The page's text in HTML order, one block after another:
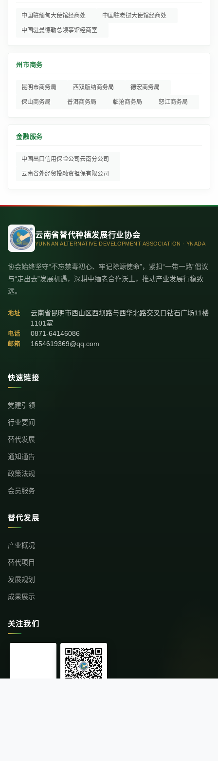
中国驻缅甸大使馆经商处 中国驻老挝大使馆经商处
中国驻曼德勒总领事馆经商室
州市商务
昆明市商务局 西双版纳商务局 德宏商务局
保山商务局 普洱商务局 临沧商务局 怒江商务局
金融服务
中国出口信用保险公司云南分公司
云南省外经贸投融资担保有限公司
云南省替代种植发展行业协会
YUNNAN ALTERNATIVE DEVELOPMENT ASSOCIATION · YNADA
协会始终坚守“不忘禁毒初心、牢记除源使命”，紧扣“一带一路”倡议
与“走出去”发展机遇，深耕中缅老合作沃土，推动产业发展行稳致
远。
地址
云南省昆明市西山区西坝路与西华北路交叉口钻石广场11楼
1101室
电话 0871-64146086
邮箱 1654619369@qq.com
快速链接
党建引领
行业要闻
替代发展
通知通告
政策法规
会员服务
替代发展
产业概况
替代项目
发展规划
成果展示
关注我们